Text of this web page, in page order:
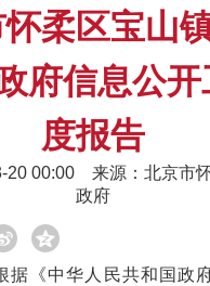
柔区宝山
府信息公
度报告
20 00:00
来源：北京市
政府
《中华人民共和国政